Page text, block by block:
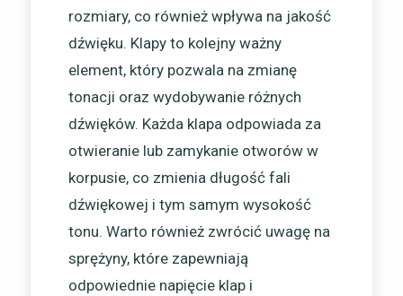
rozmiary, co również wpływa na jakość
dźwięku. Klapy to kolejny ważny
element, który pozwala na zmianę
tonacji oraz wydobywanie różnych
dźwięków. Każda klapa odpowiada za
otwieranie lub zamykanie otworów w
korpusie, co zmienia długość fali
dźwiękowej i tym samym wysokość
tonu. Warto również zwrócić uwagę na
sprężyny, które zapewniają
odpowiednie napięcie klap i